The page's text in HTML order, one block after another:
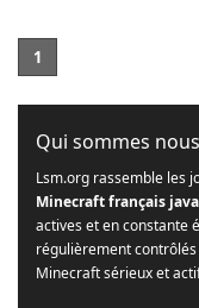
1
Qui sommes
Lsm.org rassemble les
Minecraft français
actives et en constante
régulièrement
Minecraft sérieux et